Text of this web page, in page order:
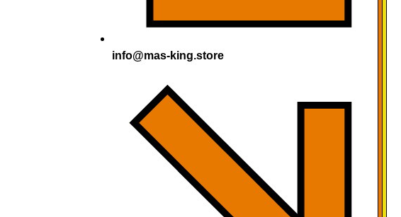
info@mas-king.store